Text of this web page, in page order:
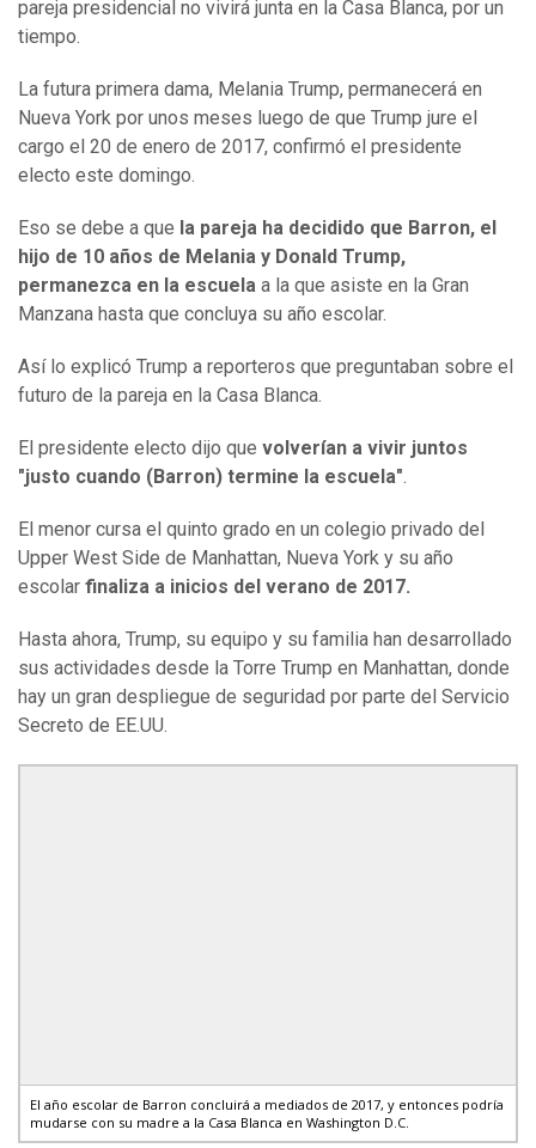
pareja presidencial no vivirá junta en la Casa Blanca, por un
tiempo.
La futura primera dama, Melania Trump, permanecerá en
Nueva York por unos meses luego de que Trump jure el
cargo el 20 de enero de 2017, confirmó el presidente
electo este domingo.
Eso se debe a que la pareja ha decidido que Barron, el
hijo de 10 años de Melania y Donald Trump,
permanezca en la escuela a la que asiste en la Gran
Manzana hasta que concluya su año escolar.
Así lo explicó Trump a reporteros que preguntaban sobre el
futuro de la pareja en la Casa Blanca.
El presidente electo dijo que volverían a vivir juntos
"justo cuando (Barron) termine la escuela".
El menor cursa el quinto grado en un colegio privado del
Upper West Side de Manhattan, Nueva York y su año
escolar finaliza a inicios del verano de 2017.
Hasta ahora, Trump, su equipo y su familia han desarrollado
sus actividades desde la Torre Trump en Manhattan, donde
hay un gran despliegue de seguridad por parte del Servicio
Secreto de EE.UU.
El año escolar de Barron concluirá a mediados de 2017, y entonces podría
mudarse con su madre a la Casa Blanca en Washington D.C.